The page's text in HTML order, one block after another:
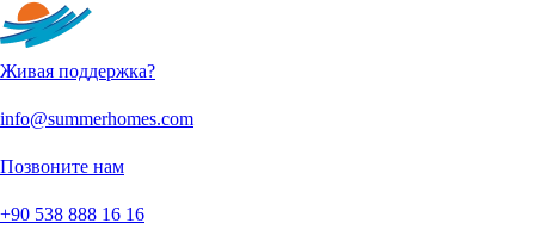
Живая поддержка?
info@summerhomes.com
Позвоните нам
+90 538 888 16 16